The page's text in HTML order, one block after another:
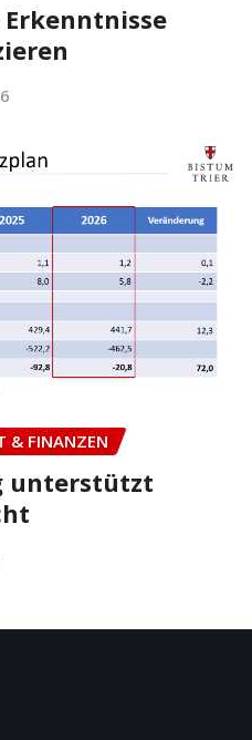
& FINANZEN
unterstützt